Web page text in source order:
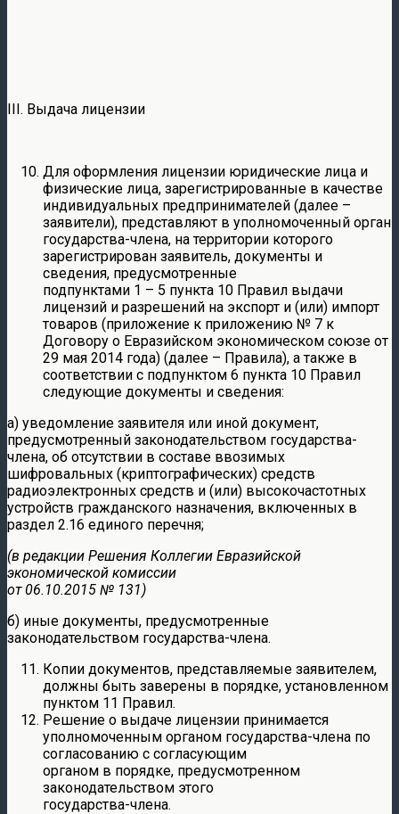
III. Выдача лицензии
Для оформления лицензии юридические лица и
физические лица, зарегистрированные в качестве
индивидуальных предпринимателей (далее –
заявители), представляют в уполномоченный орган
государства-члена, на территории которого
зарегистрирован заявитель, документы и
сведения, предусмотренные
подпунктами 1 – 5 пункта 10 Правил выдачи
лицензий и разрешений на экспорт и (или) импорт
товаров (приложение к приложению № 7 к
Договору о Евразийском экономическом союзе от
29 мая 2014 года) (далее – Правила), а также в
соответствии с подпунктом 6 пункта 10 Правил
следующие документы и сведения:
а) уведомление заявителя или иной документ,
предусмотренный законодательством государства-
члена, об отсутствии в составе ввозимых
шифровальных (криптографических) средств
радиоэлектронных средств и (или) высокочастотных
устройств гражданского назначения, включенных в
раздел 2.16 единого перечня;
(в редакции Решения Коллегии Евразийской
экономической комиссии
от 06.10.2015 № 131)
б) иные документы, предусмотренные
законодательством государства-члена.
Копии документов, представляемые заявителем,
должны быть заверены в порядке, установленном
пунктом 11 Правил.
Решение о выдаче лицензии принимается
уполномоченным органом государства-члена по
согласованию с согласующим
органом в порядке, предусмотренном
законодательством этого
государства-члена.